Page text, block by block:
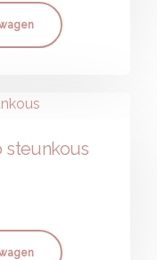
steunkous